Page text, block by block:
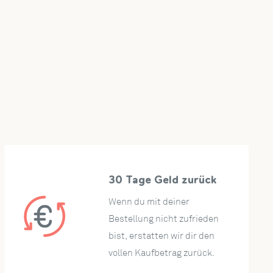
30 Tage Geld zurück
Wenn du mit deiner
Bestellung nicht zufrieden
bist, erstatten wir dir den
vollen Kaufbetrag zurück.